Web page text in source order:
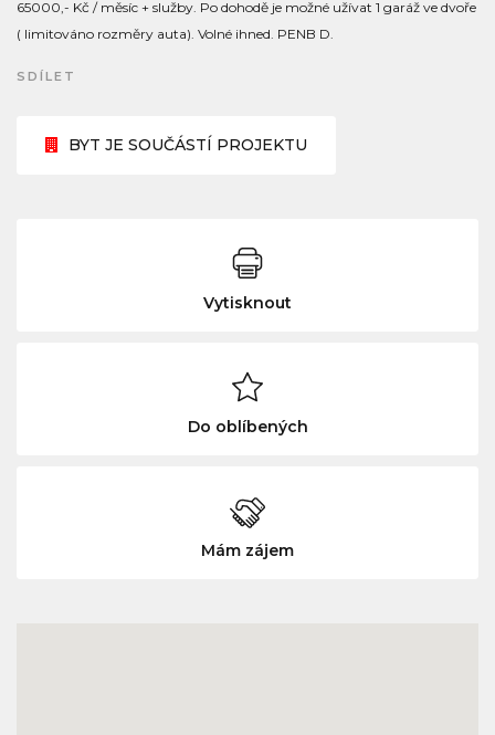
65000,- Kč / měsíc + služby. Po dohodě je možné užívat 1 garáž ve dvoře
( limitováno rozměry auta). Volné ihned. PENB D.
SDÍLET
BYT JE SOUČÁSTÍ PROJEKTU
Vytisknout
Do oblíbených
Mám zájem